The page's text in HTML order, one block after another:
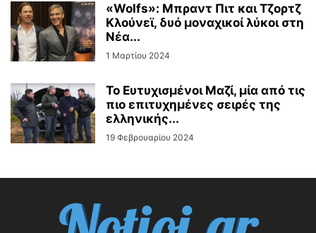
«Wolfs»: Μπραντ Πιτ και Τζορτζ
Κλούνεϊ, δυό μοναχικοί λύκοι στη
Νέα...
1 Μαρτίου 2024
Το Ευτυχισμένοι Μαζί, μία από τις
πιο επιτυχημένες σειρές της
ελληνικής...
19 Φεβρουαρίου 2024